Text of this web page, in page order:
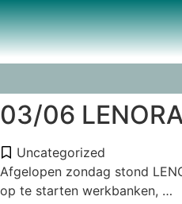
03/06
Uncategorized
Afgelopen zondag stond
op te starten werkbanken, …